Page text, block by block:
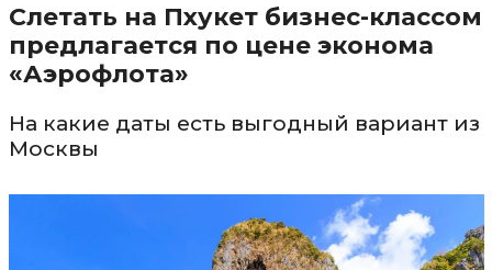
Слетать на Пхукет бизнес-классом
предлагается по цене эконома
«Аэрофлота»
На какие даты есть выгодный вариант из
Москвы